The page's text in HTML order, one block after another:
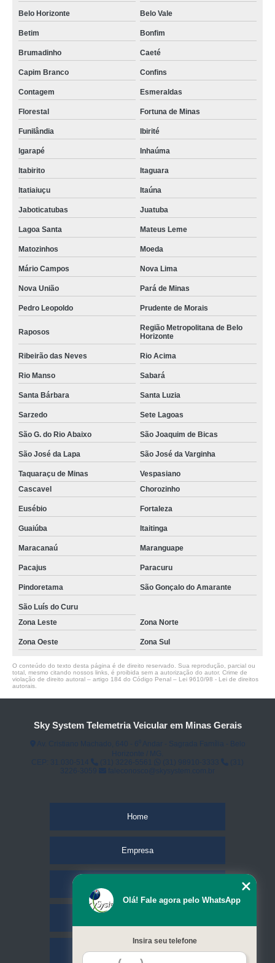
Belo Horizonte Belo Vale
Betim Bonfim
Brumadinho Caeté
Capim Branco Confins
Contagem Esmeraldas
Florestal Fortuna de Minas
Funilândia Ibirité
Igarapé Inhaúma
Itabirito Itaguara
Itatiaiuçu Itaúna
Jaboticatubas Juatuba
Lagoa Santa Mateus Leme
Matozinhos Moeda
Mário Campos Nova Lima
Nova União Pará de Minas
Pedro Leopoldo Prudente de Morais
Raposos
Região Metropolitana de Belo
Horizonte
Ribeirão das Neves Rio Acima
Rio Manso Sabará
Santa Bárbara Santa Luzia
Sarzedo Sete Lagoas
São G. do Rio Abaixo São Joaquim de Bicas
São José da Lapa São José da Varginha
Taquaraçu de Minas
Vespasiano
Cascavel
Chorozinho
Eusébio Fortaleza
Guaiúba Itaitinga
Maracanaú Maranguape
Pacajus Paracuru
Pindoretama São Gonçalo do Amarante
São Luís do Curu
Zona Leste
Zona Norte
Zona Oeste Zona Sul
O conteúdo do texto desta página é de direito reservado. Sua reprodução, parcial ou
total, mesmo citando nossos links, é proibida sem a autorização do autor. Crime de
violação de direito autoral – artigo 184 do Código Penal – Lei 9610/98 - Lei de direitos
autorais
Sky System Telemetria Veicular em Minas Gerais
Home
Empresa
Contato
Olá! Fale agora pelo WhatsApp
Insira seu telefone